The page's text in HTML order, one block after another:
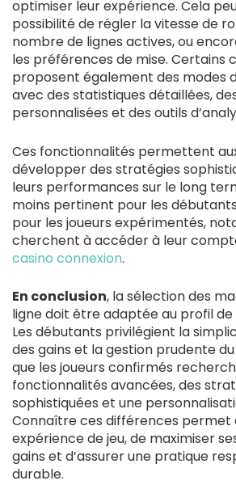
optimiser leur expérience. Cela
possibilité de régler la vitesse de
nombre de lignes actives, ou
les préférences de mise. Certains
proposent également des modes
avec des statistiques détaillées,
personnalisées et des outils
Ces fonctionnalités permettent
développer des stratégies
leurs performances sur le long
moins pertinent pour les
pour les joueurs expérimentés,
cherchent à accéder à leur
casino connexion.
En conclusion, la sélection des
ligne doit être adaptée au profil de
Les débutants privilégient la
des gains et la gestion prudente
que les joueurs confirmés
fonctionnalités avancées, des
sophistiquées et une
Connaître ces différences permet
expérience de jeu, de maximiser
gains et d’assurer une pratique
durable.